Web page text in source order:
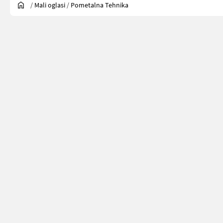
/ Mali oglasi / Pometalna Tehnika